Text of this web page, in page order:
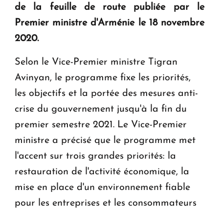
de la feuille de route publiée par le
Premier ministre d'Arménie le 18 novembre
2020.
Selon le Vice-Premier ministre Tigran
Avinyan, le programme fixe les priorités,
les objectifs et la portée des mesures anti-
crise du gouvernement jusqu'à la fin du
premier semestre 2021. Le Vice-Premier
ministre a précisé que le programme met
l'accent sur trois grandes priorités: la
restauration de l'activité économique, la
mise en place d'un environnement fiable
pour les entreprises et les consommateurs